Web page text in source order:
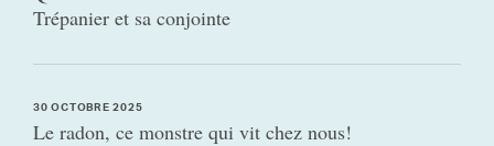
Trépanier et sa conjointe
30 OCTOBRE 2025
Le radon, ce monstre qui vit chez nous!